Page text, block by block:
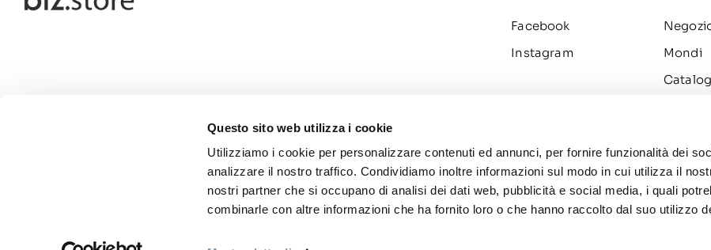
Questo sito web utilizza i cookie
Utilizziamo i cookie per personalizzare contenuti ed annunci, per fornire funzionalità dei
analizzare il nostro traffico. Condividiamo inoltre informazioni sul modo in cui utilizza il
nostri partner che si occupano di analisi dei dati web, pubblicità e social media, i quali
combinarle con altre informazioni che ha fornito loro o che hanno raccolto dal suo utilizzo
Facebook
Instagram
Mondi
Copyright ©2026. Andrea Bizzotto S.p.A